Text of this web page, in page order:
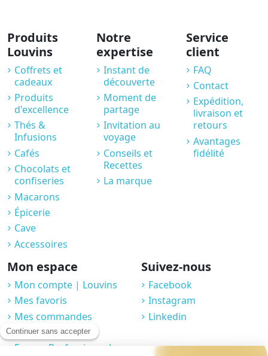
Produits
Louvins
Coffrets et
cadeaux
Produits
d'excellence
Thés &
Infusions
Cafés
Chocolats et
confiseries
Macarons
Épicerie
Cave
Accessoires
Notre
expertise
Instant de
découverte
Moment de
partage
Invitation au
voyage
Conseils et
Recettes
La marque
Service
client
FAQ
Contact
Expédition,
livraison et
retours
Avantages
fidélité
Mon espace
Mon compte | Louvins
Mes favoris
Mes commandes
Compte fidélité
Espace Professionnel
Suivez-nous
Facebook
Instagram
Linkedin